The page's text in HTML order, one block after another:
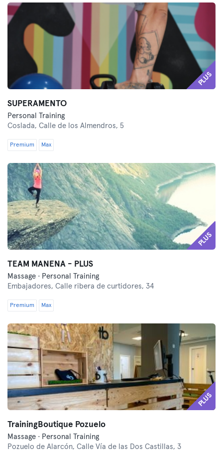
PLUS
SUPERAMENTO
Personal Training
Coslada, Calle de los Almendros, 5
Premium Max
PLUS
TEAM MANENA - PLUS
Massage · Personal Training
Embajadores, Calle ribera de curtidores, 34
Premium Max
PLUS
TrainingBoutique Pozuelo
Massage · Personal Training
Pozuelo de Alarcón, Calle Vía de las Dos Castillas, 3